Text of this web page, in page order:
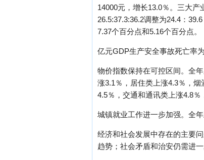
14000元，增长13.0％。三大
26.5:37.3:36.2调整为24.4：
7.37个百分点和5.16个百分点。
亿元GDP生产安全事故死亡率
物价指数保持在可控区间。全
涨3.1％，居住类上涨4.3％，
4.5％，交通和通讯类上涨4.8％
城镇就业工作进一步加强。全
经济和社会发展中存在的主要
趋势；社会矛盾和治安仍需进